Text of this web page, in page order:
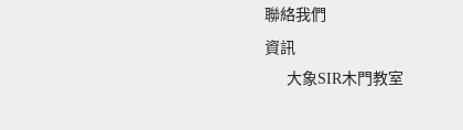
聯絡我們
資訊
大象SIR木門教室